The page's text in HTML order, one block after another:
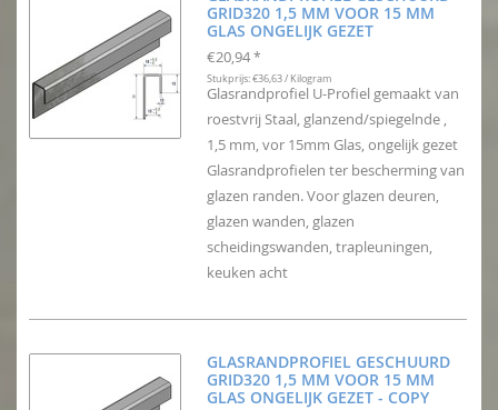
GRID320 1,5 MM VOOR 15 MM
GLAS ONGELIJK GEZET
€20,94 *
Stukprijs: €36,63 / Kilogram
Glasrandprofiel U-Profiel gemaakt van
roestvrij Staal, glanzend/spiegelnde ,
1,5 mm, vor 15mm Glas, ongelijk gezet
Glasrandprofielen ter bescherming van
glazen randen. Voor glazen deuren,
glazen wanden, glazen
scheidingswanden, trapleuningen,
keuken acht
GLASRANDPROFIEL GESCHUURD
GRID320 1,5 MM VOOR 15 MM
GLAS ONGELIJK GEZET - COPY